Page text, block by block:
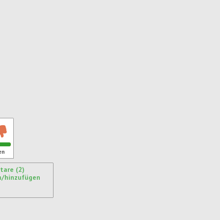
(2)
hinzufügen